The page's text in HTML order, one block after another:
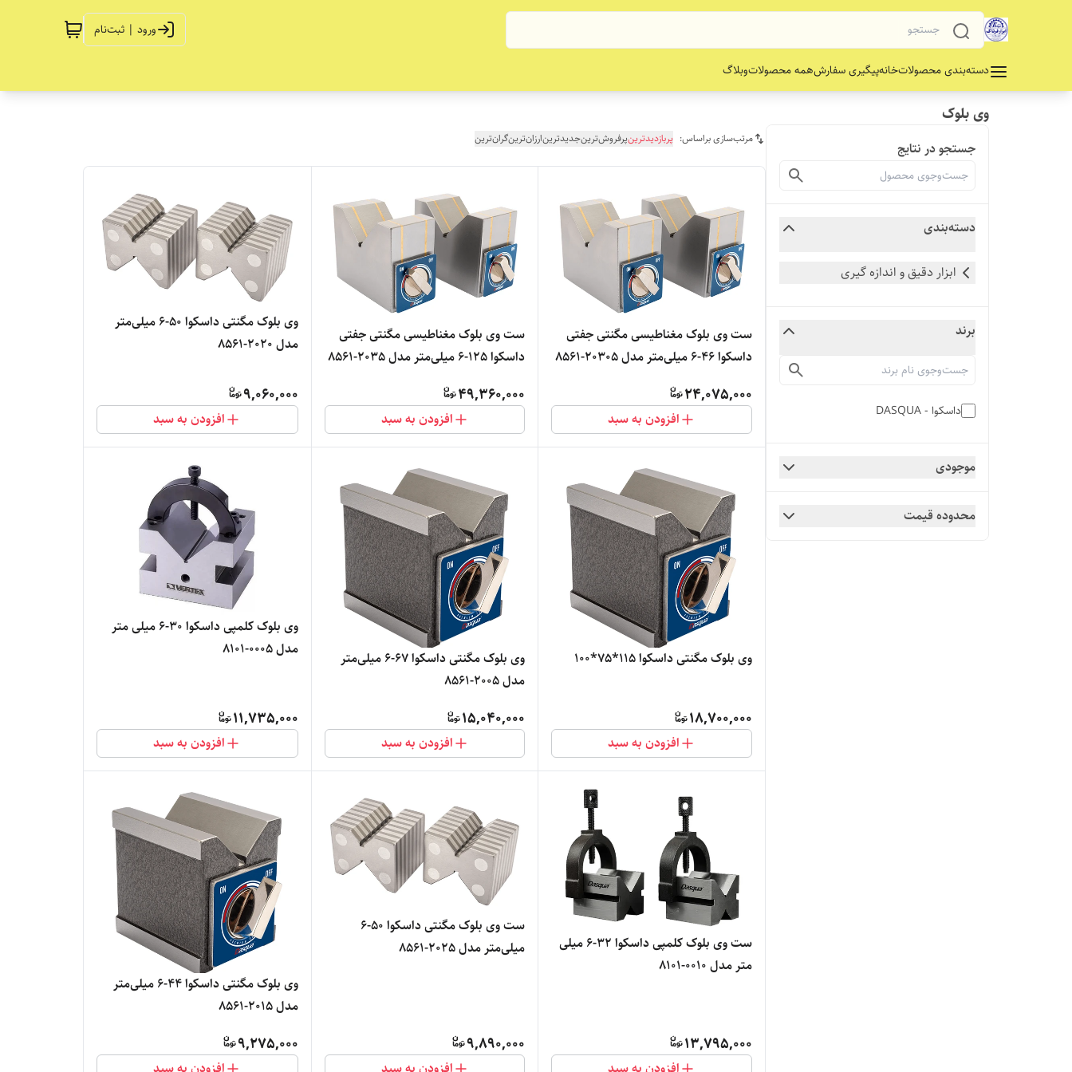
ورود | ثبت‌نام
دسته‌بندی محصولاتخانهپیگیری سفارشهمه محصولاتوبلاگ
وی بلوک
جستجو در نتایج
دسته‌بندی
ابزار دقیق و اندازه گیری
برند
داسکوا - DASQUA
موجودی
محدوده قیمت
مرتب‌سازی براساس: پربازدیدترینپرفروش‌ترینجدیدترینارزان‌ترینگران‌ترین
ست وی بلوک مغناطیسی مگنتی جفتی
داسکوا 46-6 میلی‌متر مدل 20305-8561
24,075,000
افزودن به سبد
ست وی بلوک مغناطیسی مگنتی جفتی
داسکوا 125-6 میلی‌متر مدل 2035-8561
49,360,000
افزودن به سبد
وی بلوک مگنتی داسکوا 50-6 میلی‌متر
مدل 2020-8561
9,060,000
افزودن به سبد
وی بلوک مگنتی داسکوا 115*75*100
18,700,000
افزودن به سبد
وی بلوک مگنتی داسکوا 67-6 میلی‌متر
مدل 2005-8561
15,040,000
افزودن به سبد
وی بلوک کلمپی داسکوا 30-6 میلی متر
مدل 0005-8101
11,735,000
افزودن به سبد
ست وی بلوک کلمپی داسکوا 32-6 میلی
متر مدل 0010-8101
13,795,000
ست وی بلوک مگنتی داسکوا 50-6
میلی‌متر مدل 2025-8561
9,890,000
وی بلوک مگنتی داسکوا 44-6 میلی‌متر
مدل 2015-8561
9,275,000